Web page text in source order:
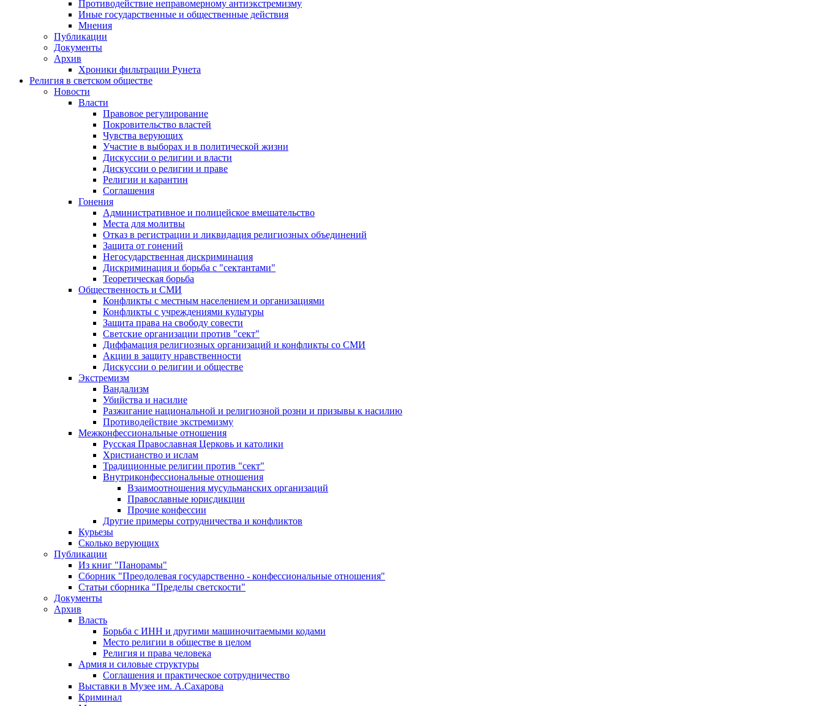
Противодействие неправомерному антиэкстремизму
Иные государственные и общественные действия
Мнения
Публикации
Документы
Архив
Хроники фильтрации Рунета
Религия в светском обществе
Новости
Власти
Правовое регулирование
Покровительство властей
Чувства верующих
Участие в выборах и в политической жизни
Дискуссии о религии и власти
Дискуссии о религии и праве
Религии и карантин
Соглашения
Гонения
Административное и полицейское вмешательство
Места для молитвы
Отказ в регистрации и ликвидация религиозных объединений
Защита от гонений
Негосударственная дискриминация
Дискриминация и борьба с "сектантами"
Теоретическая борьба
Общественность и СМИ
Конфликты с местным населением и организациями
Конфликты с учреждениями культуры
Защита права на свободу совести
Светские организации против "сект"
Диффамация религиозных организаций и конфликты со СМИ
Акции в защиту нравственности
Дискуссии о религии и обществе
Экстремизм
Вандализм
Убийства и насилие
Разжигание национальной и религиозной розни и призывы к насилию
Противодействие экстремизму
Межконфессиональные отношения
Русская Православная Церковь и католики
Христианство и ислам
Традиционные религии против "сект"
Внутриконфессиональные отношения
Взаимоотношения мусульманских организаций
Православные юрисдикции
Прочие конфессии
Другие примеры сотрудничества и конфликтов
Курьезы
Сколько верующих
Публикации
Из книг "Панорамы"
Сборник "Преодолевая государственно - конфессиональные отношения"
Статьи сборника "Пределы светскости"
Документы
Архив
Власть
Борьба с ИНН и другими машиночитаемыми кодами
Место религии в обществе в целом
Религия и права человека
Армия и силовые структуры
Соглашения и практическое сотрудничество
Выставки в Музее им. А.Сахарова
Криминал